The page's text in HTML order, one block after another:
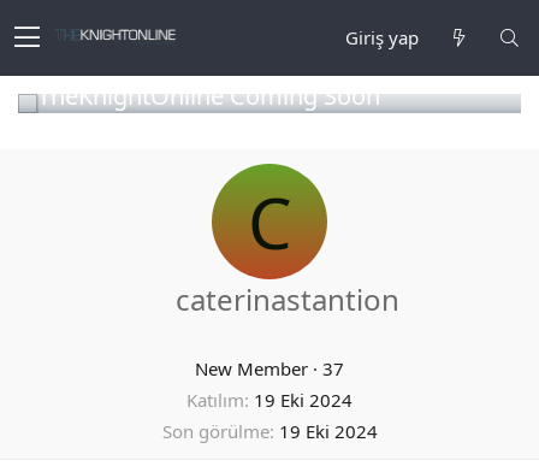
Giriş yap
TheKnightOnline Coming Soon
C
caterinastantion
New Member · 37
Katılım 19 Eki 2024
Son görülme 19 Eki 2024